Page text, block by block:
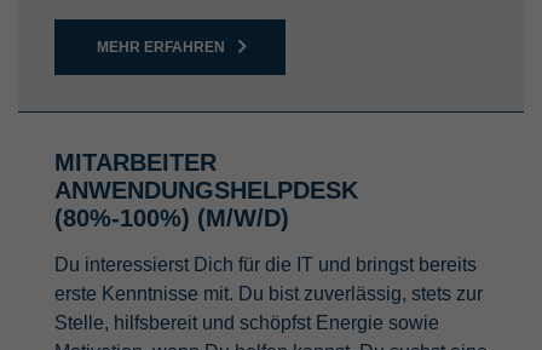
MEHR ERFAHREN
MITARBEITER
ANWENDUNGSHELPDESK
(80%-100%) (M/W/D)
Du interessierst Dich für die IT und bringst bereits
erste Kenntnisse mit. Du bist zuverlässig, stets zur
Stelle, hilfsbereit und schöpfst Energie sowie